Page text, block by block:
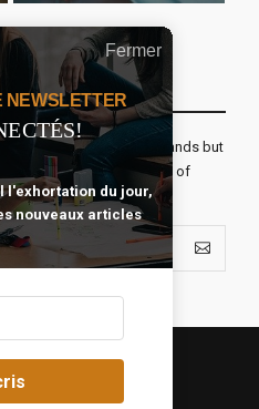
Chaque Matin
not in seeking new lands but
have secret destinations of
Fermer
NEWSLETTER
l'exhortation du jour,
nouveaux articles